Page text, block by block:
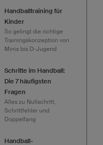
Handballtraining für
Kinder
So gelingt die richtige
Trainingskonzeption von
Minis bis D-Jugend
Schritte im Handball:
Die 7 häufigsten
Fragen
Alles zu Nullschritt,
Schrittfehler und
Doppelfang
Handball-